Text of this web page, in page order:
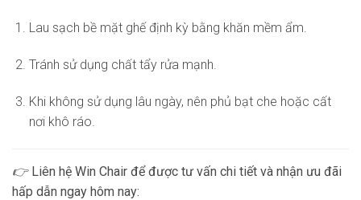
Lau sạch bề mặt ghế định kỳ bằng khăn mềm ẩm.
Tránh sử dụng chất tẩy rửa mạnh.
Khi không sử dụng lâu ngày, nên phủ bạt che hoặc cất
nơi khô ráo.
👉 Liên hệ Win Chair để được tư vấn chi tiết và nhận ưu đãi
hấp dẫn ngay hôm nay: